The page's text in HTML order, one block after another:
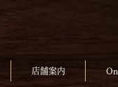
店舗案内